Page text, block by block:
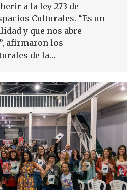
a la ley 273 de
Culturales. “Es un
y que nos abre
afirmaron los
de la…